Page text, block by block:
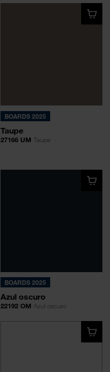
BOARDS 2025
Taupe
27166 UM Taupe
BOARDS 2025
Azul oscuro
22192 OM Azul oscuro